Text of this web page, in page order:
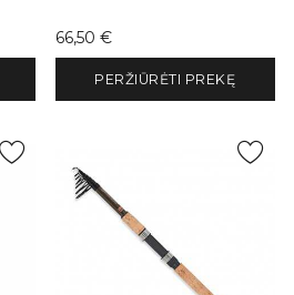
Kaina
66,50 €
PERŽIŪRĖTI PREKĘ